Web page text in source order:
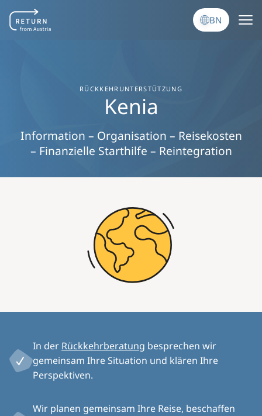
BN
RÜCKKEHRUNTERSTÜTZUNG
Kenia
Information – Organisation – Reisekosten
– Finanzielle Starthilfe – Reintegration
In der Rückkehrberatung besprechen wir
gemeinsam Ihre Situation und klären Ihre
Perspektiven.
Wir planen gemeinsam Ihre Reise, beschaffen